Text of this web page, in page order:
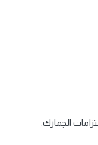
الجمارك.